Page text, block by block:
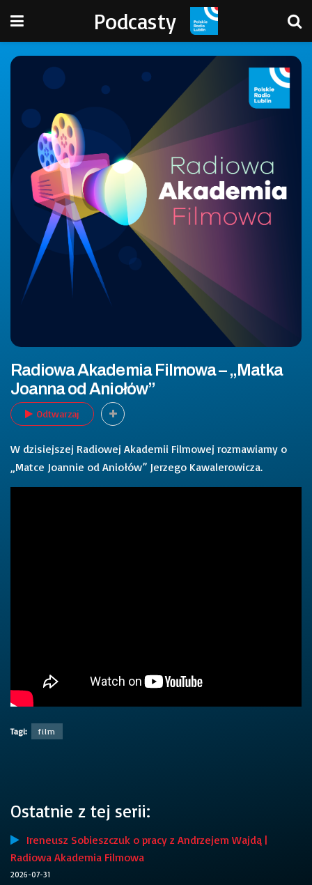
Podcasty
Radiowa Akademia Filmowa – „Matka
Joanna od Aniołów”
Odtwarzaj
W dzisiejszej Radiowej Akademii Filmowej rozmawiamy o
„Matce Joannie od Aniołów” Jerzego Kawalerowicza.
Tagi: film
Ostatnie z tej serii:
Ireneusz Sobieszczuk o pracy z Andrzejem Wajdą |
Radiowa Akademia Filmowa
2026-07-31